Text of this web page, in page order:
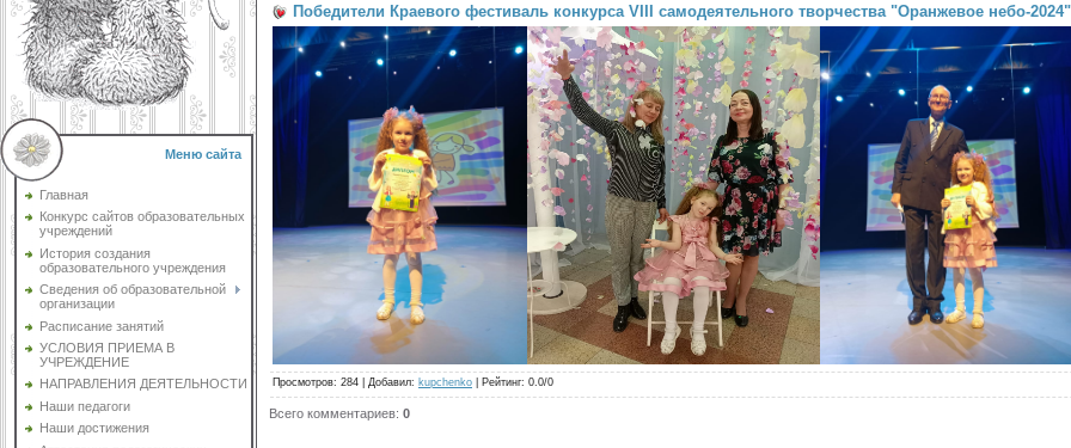
Меню сайта
Главная
Конкурс сайтов образовательных
учреждений
История создания
образовательного учреждения
Сведения об образовательной
организации
Расписание занятий
УСЛОВИЯ ПРИЕМА В
УЧРЕЖДЕНИЕ
НАПРАВЛЕНИЯ ДЕЯТЕЛЬНОСТИ
Наши педагоги
Наши достижения
Победители Краевого фестиваль конкурса VIII самодеятельного творчества "Оранжевое небо-2024"
Просмотров: 284 Добавил: kupchenko Рейтинг: 0.0/0
Всего комментариев: 0